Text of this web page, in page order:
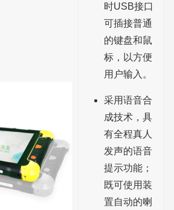
时USB接口
可插接普通
的键盘和鼠
标，以方便
用户输入。
采用语音合
成技术，具
有全程真人
发声的语音
提示功能；
既可使用装
置自动的喇